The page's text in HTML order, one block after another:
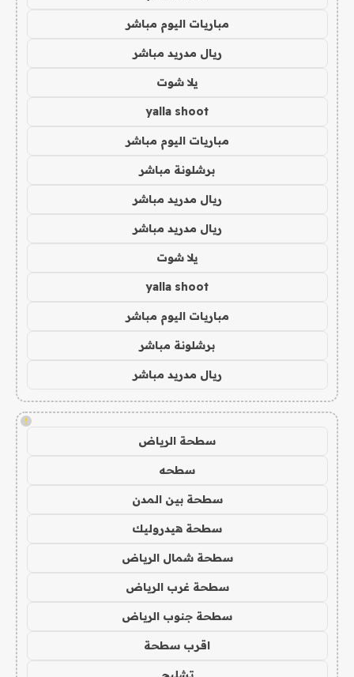
مباريات اليوم مباشر
ريال مدريد مباشر
يلا شوت
yalla shoot
مباريات اليوم مباشر
برشلونة مباشر
ريال مدريد مباشر
ريال مدريد مباشر
يلا شوت
yalla shoot
مباريات اليوم مباشر
برشلونة مباشر
ريال مدريد مباشر
!
سطحة الرياض
سطحه
سطحة بين المدن
سطحة هيدروليك
سطحة شمال الرياض
سطحة غرب الرياض
سطحة جنوب الرياض
اقرب سطحة